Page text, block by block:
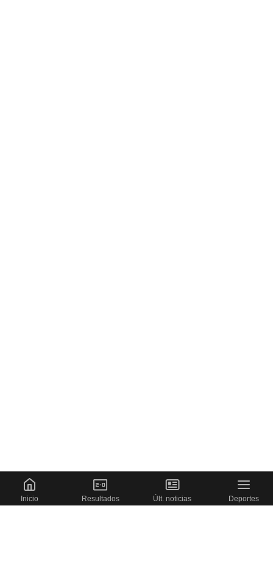
Inicio Resultados Últ. noticias Deportes